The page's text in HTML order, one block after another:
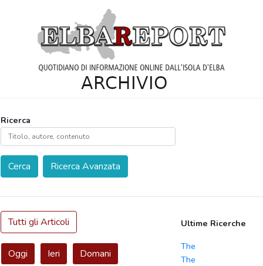
Ricerca
Cerca Ricerca Avanzata
Tutti gli Articoli
Oggi Ieri Domani
Ultime Ricerche
The
The